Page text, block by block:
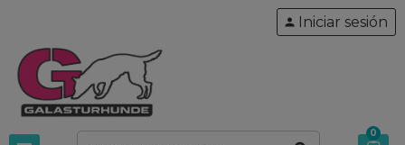
person Iniciar sesión
0